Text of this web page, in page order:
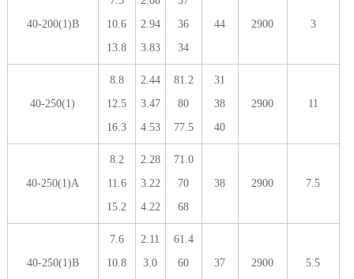
40-200(1)B
10.6
13.8
2.94
3.83
36
34
44 2900 3
40-250(1)
8.8
12.5
16.3
2.44
3.47
4.53
81.2
80
77.5
31
38
40
2900 11
40-250(1)A
8.2
11.6
15.2
2.28
3.22
4.22
71.0
70
68
38 2900 7.5
40-250(1)B
7.6
10.8
2.11
3.0
61.4
60
37 2900 5.5